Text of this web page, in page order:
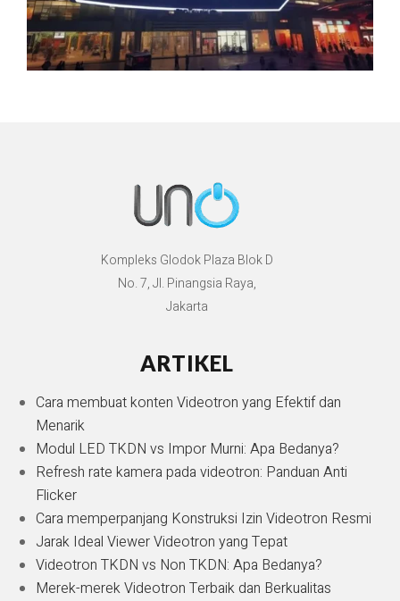
Kompleks Glodok Plaza Blok D
No. 7, Jl. Pinangsia Raya,
Jakarta
ARTIKEL
Cara membuat konten Videotron yang Efektif dan
Menarik
Modul LED TKDN vs Impor Murni: Apa Bedanya?
Refresh rate kamera pada videotron: Panduan Anti
Flicker
Cara memperpanjang Konstruksi Izin Videotron Resmi
Jarak Ideal Viewer Videotron yang Tepat
Videotron TKDN vs Non TKDN: Apa Bedanya?
Merek-merek Videotron Terbaik dan Berkualitas